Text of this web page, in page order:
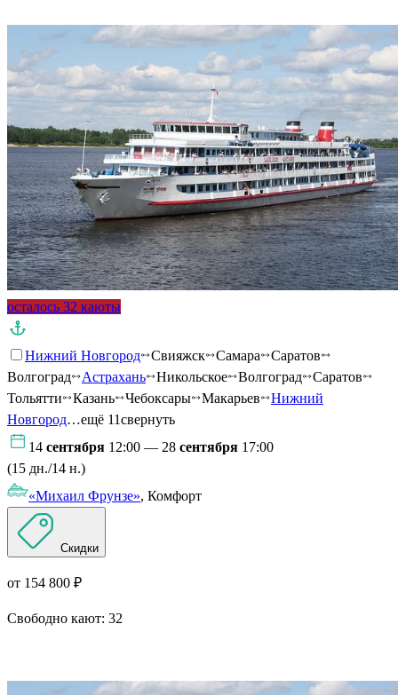
осталось 32 каюты
Нижний Новгород Свияжск Самара
Саратов
Волгоград
Астрахань Никольское Волгоград
Саратов
Тольятти
Казань Чебоксары Макарьев
Нижний
Новгород…ещё 11свернуть
14 сентября 12:00 — 28 сентября 17:00
(15 дн./14 н.)
«Михаил Фрунзе», Комфорт
Скидки
от 154 800 ₽
Свободно кают: 32